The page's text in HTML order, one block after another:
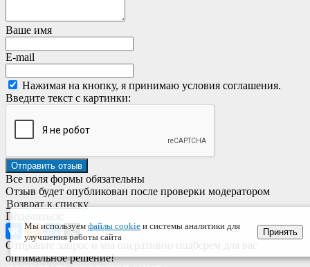
Ваше имя
E-mail
Нажимая на кнопку, я принимаю условия соглашения.
Введите текст с картинки:
Все поля формы обязательны
Отзыв будет опубликован после проверки модератором
Возврат к списку
Поделиться:
Отправьте запрос и мы оперативно подберем для вас
оптимальное решение!
Мы используем файлы cookie и системы аналитики для
улучшения работы сайта
Принять